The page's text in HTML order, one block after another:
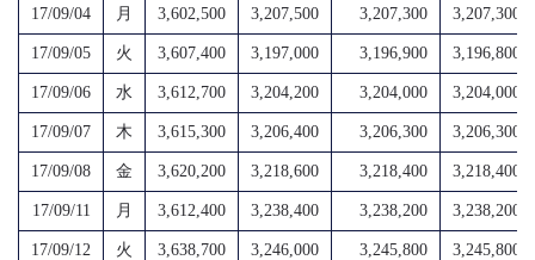
17/09/04 月 3,602,500 3,207,500 3,207,300 3,207,300
17/09/05 火 3,607,400 3,197,000 3,196,900 3,196,800
17/09/06 水 3,612,700 3,204,200 3,204,000 3,204,000
17/09/07 木 3,615,300 3,206,400 3,206,300 3,206,300
17/09/08 金 3,620,200 3,218,600 3,218,400 3,218,400
17/09/11 月 3,612,400 3,238,400 3,238,200 3,238,200
17/09/12 火 3,638,700 3,246,000 3,245,800 3,245,800